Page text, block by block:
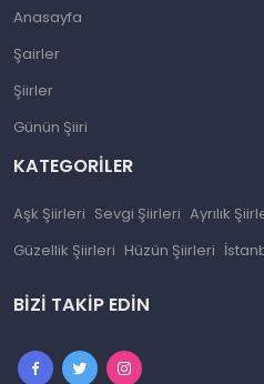
Anasayfa
Şairler
Şiirler
Günün Şiiri
KATEGORILER
Aşk Şiirleri Sevgi Şiirleri Ayrılık
Güzellik Şiirleri Hüzün Şiirleri
BIZI TAKIP EDIN